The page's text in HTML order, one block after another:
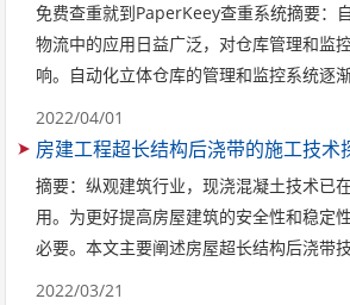
免费查重就到PaperKeey查重系统摘要：
物流中的应用日益广泛，对仓库管理和监
响。自动化立体仓库的管理和监控系统逐
2022/04/01
房建工程超长结构后浇带的施工技术
摘要：纵观建筑行业，现浇混凝土技术已
用。为更好提高房屋建筑的安全性和稳定
必要。本文主要阐述房屋超长结构后浇带
2022/03/21